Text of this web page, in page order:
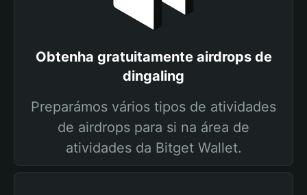
Obtenha gratuitamente airdrops de
dingaling
Preparámos vários tipos de atividades
de airdrops para si na área de
atividades da Bitget Wallet.